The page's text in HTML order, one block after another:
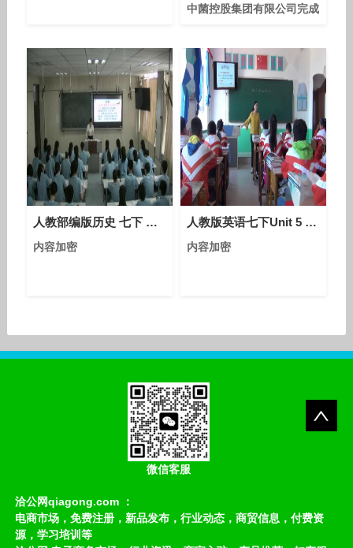
中菌控股集团有限公司完成
主要用于集团原创发明的″
低温冷干法″大豆蛋白肥两
条10万吨生产线扩建、微
生物生态农法种植技术的全
国推广、盐碱地修复项目扩
展、新疆莎车工厂的建设及
全国研产销全产业链的深化
布局。 中菌集团成立于
2019年，实缴注册资本
5413万元，是股份代持的
混合所有制企业，集团拥
人教部编版历史 七下 第二十一课《清朝前朝的文学艺术》课堂教学视频-武文静
内容加密
人教版英语七下Unit 5 Section A（Grammar focus-3c）课堂视频实录（石丽芳）
内容加密
微信客服
洽公网qiagong.com ：
电商市场，免费注册，新品发布，行业动态，商贸信息，付费资
源，学习培训等